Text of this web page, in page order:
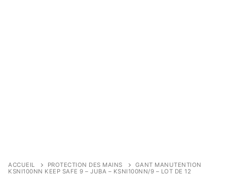
ACCUEIL PROTECTION DES MAINS
GANT MANUTENTION
KSNI100NN KEEP SAFE 9 – JUBA – KSNI100NN/9 – LOT DE 12